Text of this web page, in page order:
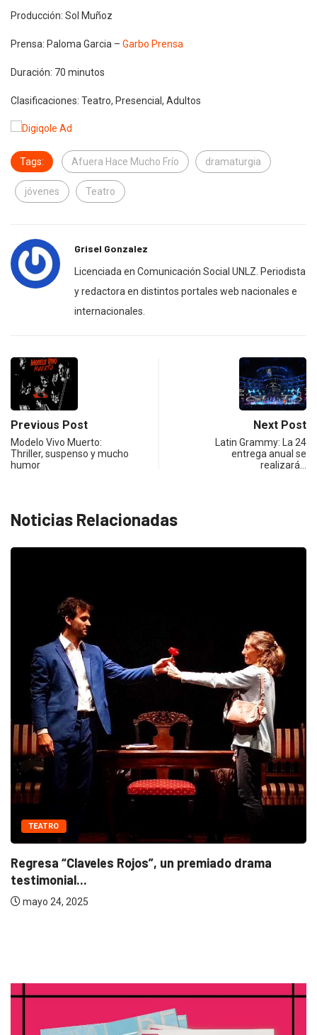
Producción: Sol Muñoz
Prensa: Paloma Garcia – Garbo Prensa
Duración: 70 minutos
Clasificaciones: Teatro, Presencial, Adultos
Tags: Afuera Hace Mucho Frío dramaturgia
jóvenes Teatro
Grisel Gonzalez
Licenciada en Comunicación Social UNLZ. Periodista
y redactora en distintos portales web nacionales e
internacionales.
Previous Post
Modelo Vivo Muerto:
Thriller, suspenso y mucho
humor
Next Post
Latin Grammy: La 24
entrega anual se
realizará…
Noticias Relacionadas
TEATRO
Regresa “Claveles Rojos”, un premiado drama
testimonial...
mayo 24, 2025